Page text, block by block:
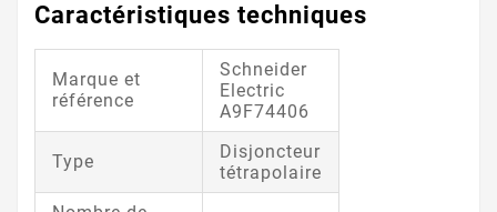
Caractéristiques techniques
Marque et
référence
Schneider
Electric
A9F74406
Type
Disjoncteur
tétrapolaire